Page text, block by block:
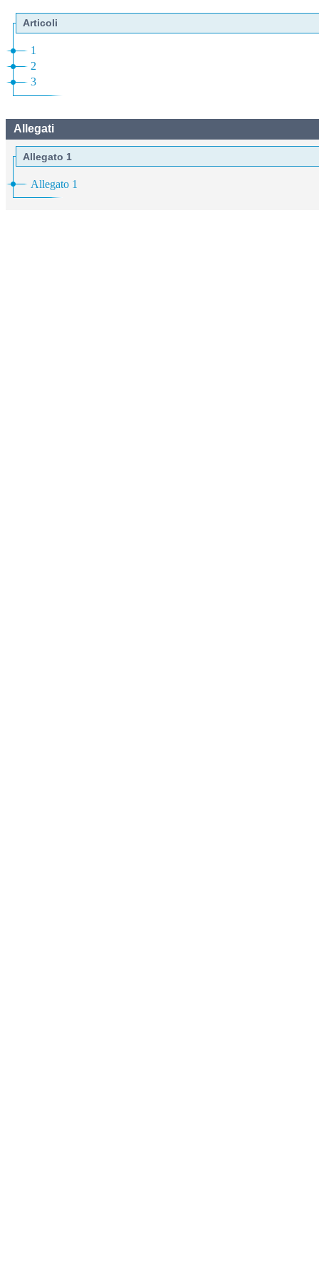
Articoli
1
2
3
Allegati
Allegato 1
Allegato 1